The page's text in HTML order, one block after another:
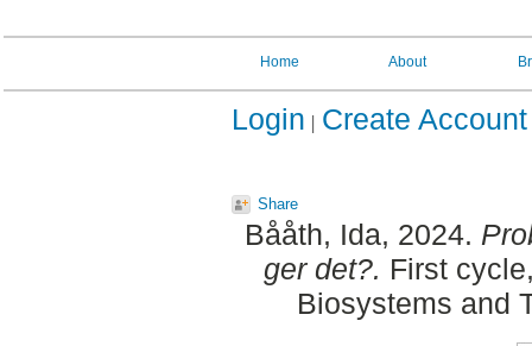
Home About
Login Create Account
Share
Bååth, Ida, 2024.
ger det?. First
Biosystems and